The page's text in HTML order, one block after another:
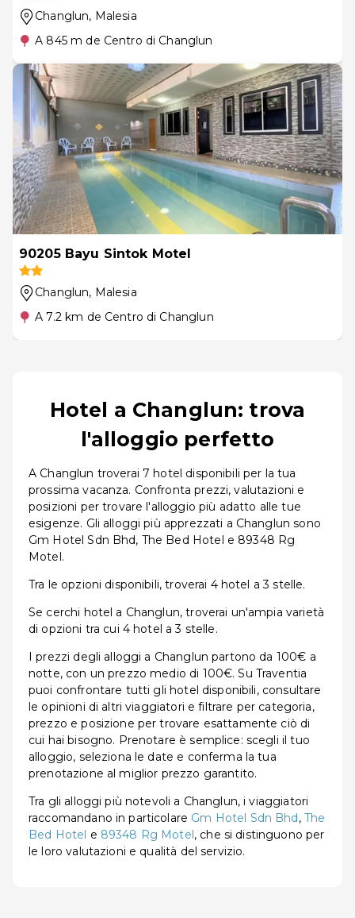
Changlun, Malesia
A 845 m de Centro di Changlun
90205 Bayu Sintok Motel
Changlun, Malesia
A 7.2 km de Centro di Changlun
Hotel a Changlun: trova
l'alloggio perfetto
A Changlun troverai 7 hotel disponibili per la tua
prossima vacanza. Confronta prezzi, valutazioni e
posizioni per trovare l'alloggio più adatto alle tue
esigenze. Gli alloggi più apprezzati a Changlun sono
Gm Hotel Sdn Bhd, The Bed Hotel e 89348 Rg
Motel.
Tra le opzioni disponibili, troverai 4 hotel a 3 stelle.
Se cerchi hotel a Changlun, troverai un'ampia varietà
di opzioni tra cui 4 hotel a 3 stelle.
I prezzi degli alloggi a Changlun partono da 100€ a
notte, con un prezzo medio di 100€. Su Traventia
puoi confrontare tutti gli hotel disponibili, consultare
le opinioni di altri viaggiatori e filtrare per categoria,
prezzo e posizione per trovare esattamente ciò di
cui hai bisogno. Prenotare è semplice: scegli il tuo
alloggio, seleziona le date e conferma la tua
prenotazione al miglior prezzo garantito.
Tra gli alloggi più notevoli a Changlun, i viaggiatori
raccomandano in particolare Gm Hotel Sdn Bhd, The
Bed Hotel e 89348 Rg Motel, che si distinguono per
le loro valutazioni e qualità del servizio.